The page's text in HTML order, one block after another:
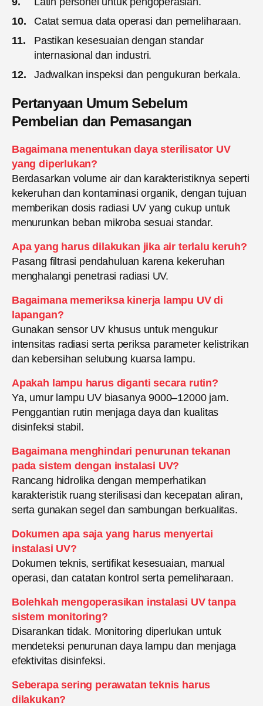
Catat semua data operasi dan pemeliharaan.
Pastikan kesesuaian dengan standar
internasional dan industri.
Jadwalkan inspeksi dan pengukuran berkala.
Pertanyaan Umum Sebelum
Pembelian dan Pemasangan
Bagaimana menentukan daya sterilisator UV
yang diperlukan?
Berdasarkan volume air dan karakteristiknya seperti
kekeruhan dan kontaminasi organik, dengan tujuan
memberikan dosis radiasi UV yang cukup untuk
menurunkan beban mikroba sesuai standar.
Apa yang harus dilakukan jika air terlalu keruh?
Pasang filtrasi pendahuluan karena kekeruhan
menghalangi penetrasi radiasi UV.
Bagaimana memeriksa kinerja lampu UV di
lapangan?
Gunakan sensor UV khusus untuk mengukur
intensitas radiasi serta periksa parameter kelistrikan
dan kebersihan selubung kuarsa lampu.
Apakah lampu harus diganti secara rutin?
Ya, umur lampu UV biasanya 9000–12000 jam.
Penggantian rutin menjaga daya dan kualitas
disinfeksi stabil.
Bagaimana menghindari penurunan tekanan
pada sistem dengan instalasi UV?
Rancang hidrolika dengan memperhatikan
karakteristik ruang sterilisasi dan kecepatan aliran,
serta gunakan segel dan sambungan berkualitas.
Dokumen apa saja yang harus menyertai
instalasi UV?
Dokumen teknis, sertifikat kesesuaian, manual
operasi, dan catatan kontrol serta pemeliharaan.
Bolehkah mengoperasikan instalasi UV tanpa
sistem monitoring?
Disarankan tidak. Monitoring diperlukan untuk
mendeteksi penurunan daya lampu dan menjaga
efektivitas disinfeksi.
Seberapa sering perawatan teknis harus
dilakukan?